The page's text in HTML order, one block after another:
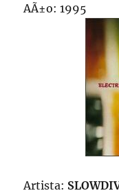
AÃ±o: 1995
Artista: